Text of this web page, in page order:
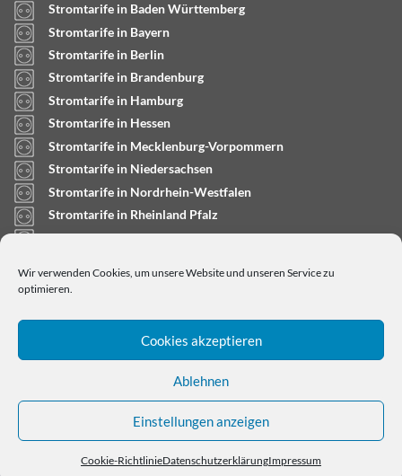
Wir verwenden Cookies, um unsere Website und unseren Service zu
optimieren.
Cookies akzeptieren
Ablehnen
Einstellungen anzeigen
Cookie-RichtlinieDatenschutzerklärungImpressum
Stromtarife in Baden Württemberg
Stromtarife in Bayern
Stromtarife in Berlin
Stromtarife in Brandenburg
Stromtarife in Hamburg
Stromtarife in Hessen
Stromtarife in Mecklenburg-Vorpommern
Stromtarife in Niedersachsen
Stromtarife in Nordrhein-Westfalen
Stromtarife in Rheinland Pfalz
Stromtarife in Saarland
Stromtarife in Schleswig-Holstein
Copyright © 2024stromtarifrechner.org